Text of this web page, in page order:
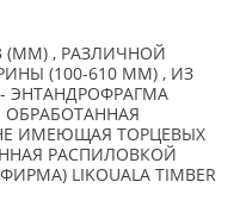
(ММ) , РАЗЛИЧНОЙ
(100-610 ММ) , ИЗ
ЭНТАНДРОФРАГМА
ОБРАБОТАННАЯ
ИМЕЮЩАЯ ТОРЦЕВЫХ
РАСПИЛОВКОЙ
LIKOUALA TIMBER